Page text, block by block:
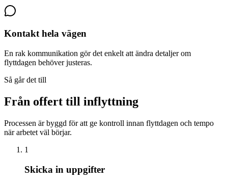
Kontakt hela vägen
En rak kommunikation gör det enkelt att ändra detaljer om
flyttdagen behöver justeras.
Så går det till
Från offert till inflyttning
Processen är byggd för att ge kontroll innan flyttdagen och tempo
när arbetet väl börjar.
1
Skicka in uppgifter